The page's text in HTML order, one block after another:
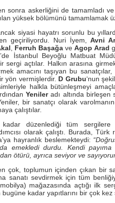
sonra askerliğini de tamamladı ve
yüksek bölümünü tamamlamak
siyasi hayatrı sorunlu bu
geçiriliyordu. Nuri İyem,Avni
Ferruh Başağa veAgop Arad
İstanbul Beyoğlu Matbuat
açtılar. Halkın arasına
amacını taşıyan bu sanatçılar,
yön vermişlerdir. D Grubu‘nun
halkla bütünleşmeyi
Yenileradı altında birleşen
bir sanatçı olarak
çalıştılar.
kadar düzenlediği tüm
olarak çalıştı. Burada,
hayranlık beslemekteydi:
emekledi durdu. Kendi payıma
ötürü, ayrıca seviyor ve
çok, toplumun içinden çıkan bir
sanatı sevdirmek için tüm
mağazasında açtığı ilk
kadar yapıtlarını bir çok kez